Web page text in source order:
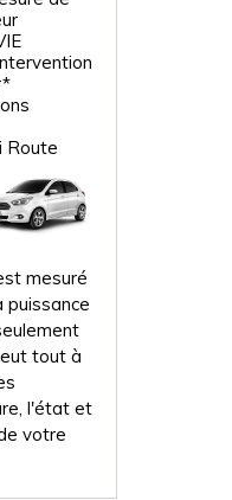
Route
mesuré
puissance
tout à
l'état et
votre